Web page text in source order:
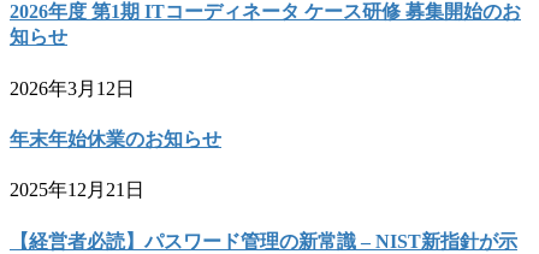
2026年度 第1期 ITコーディネータ ケース研修 募集開始のお
知らせ
2026年3月12日
年末年始休業のお知らせ
2025年12月21日
【経営者必読】パスワード管理の新常識 – NIST新指針が示